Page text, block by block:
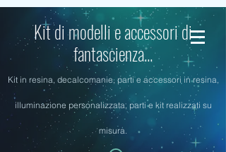
Kit di modelli e accessori di
fantascienza...
Kit in resina, decalcomanie, parti e accessori in resina,
illuminazione personalizzata, parti e kit realizzati su
misura.